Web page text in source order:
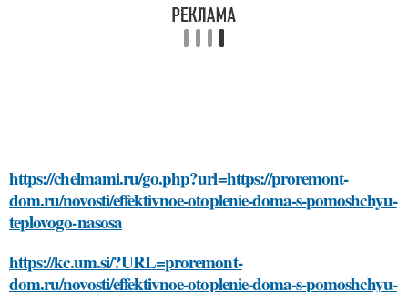
https://chelmami.ru/go.php?url=https://proremont-
dom.ru/novosti/effektivnoe-otoplenie-doma-s-pomoshchyu-
teplovogo-nasosa
https://kc.um.si/?URL=proremont-
dom.ru/novosti/effektivnoe-otoplenie-doma-s-pomoshchyu-